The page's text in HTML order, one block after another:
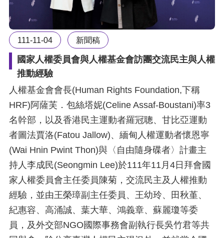
111-11-04 新聞稿
國家人權委員會與人權基金會訪團交流民主與人權
推動經驗
人權基金會會長(Human Rights Foundation,下稱
HRF)阿薩芙．包絲塔妮(Celine Assaf-Boustani)率3
名幹部，以及香港民主運動者羅冠聰、甘比亞運動
者圖法賈洛(Fatou Jallow)、緬甸人權運動者懷恩寧
(Wai Hnin Pwint Thon)與〈自由隨身碟者〉計畫主
持人李成民(Seongmin Lee)於111年11月4日拜會國
家人權委員會主任委員陳菊，交流民主及人權推動
經驗，並由王榮璋副主任委員、王幼玲、田秋堇、
紀惠容、高涌誠、葉大華、鴻義章、蘇麗瓊等委
員，及外交部NGO國際事務會副執行長吳竹君等共